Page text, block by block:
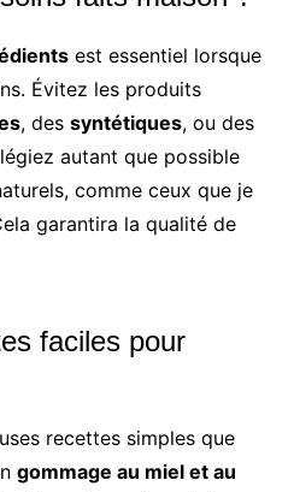
est essentiel lorsque
Évitez les produits
, des syntétiques, ou des
autant que possible
comme ceux que je
garantira la qualité de
faciles pour
recettes simples que
gommage au miel et au